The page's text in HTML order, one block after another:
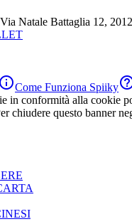
Natale Battaglia 12,
Come Funziona Spiiky
in conformità alla cookie
chiudere questo banner